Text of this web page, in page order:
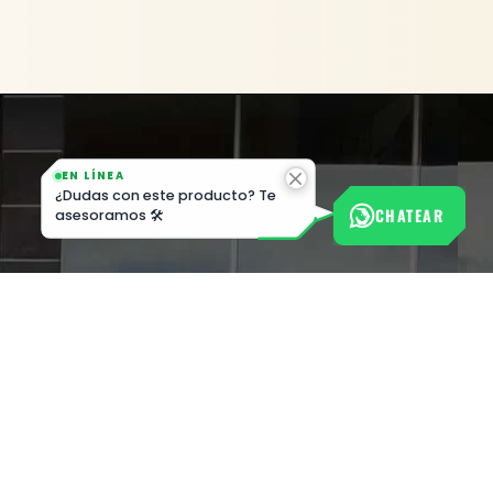
CHATEAR
EN LÍNEA